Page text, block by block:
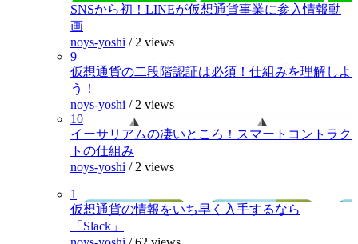
SNSから初！LINEが仮想通貨事業に参入情報動
画
noys-yoshi / 2 views
9
仮想通貨の二段階認証は必須！仕組みを理解しよ
う！
noys-yoshi / 2 views
10
イーサリアムの凄いところ！スマートコントラク
トの仕組み
noys-yoshi / 2 views
1
仮想通貨の情報をいち早く入手するなら
「Slack」